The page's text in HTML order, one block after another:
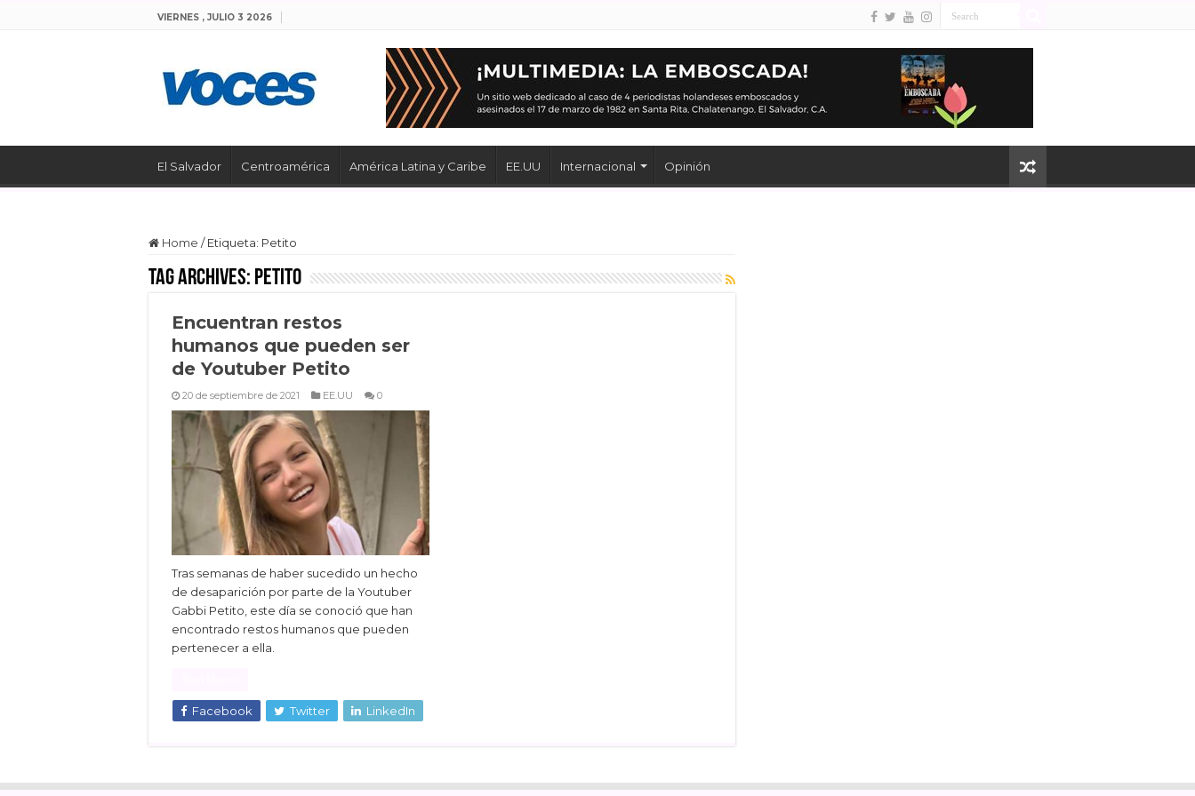
VIERNES , JULIO 3 2026
El Salvador Centroamérica América Latina y Caribe EE.UU Internacional Opinión
Home / Etiqueta: Petito
Tag Archives: Petito
Encuentran restos
humanos que pueden ser
de Youtuber Petito
20 de septiembre de 2021 EE.UU 0
Tras semanas de haber sucedido un hecho
de desaparición por parte de la Youtuber
Gabbi Petito, este día se conoció que han
encontrado restos humanos que pueden
pertenecer a ella.
Facebook Twitter LinkedIn